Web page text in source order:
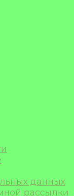
данных
рассылки